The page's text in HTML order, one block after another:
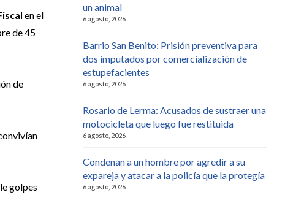
en el
de 45
de
golpes
un animal
6 agosto, 2026
Barrio San Benito: Prisión preventiva para
dos imputados por comercialización de
estupefacientes
6 agosto, 2026
Rosario de Lerma: Acusados de sustraer una
motocicleta que luego fue restituida
6 agosto, 2026
Condenan a un hombre por agredir a su
expareja y atacar a la policía que la protegía
6 agosto, 2026